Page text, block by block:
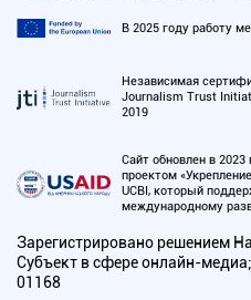
В 2025 году работу
Независимая
Journalism Trust
2019
Сайт обновлен в 2023
проектом
UCBI, который
международному
Зарегистрировано решением
Субъект в сфере онлайн-
01168